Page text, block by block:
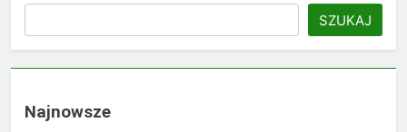
SZUKAJ
Najnowsze